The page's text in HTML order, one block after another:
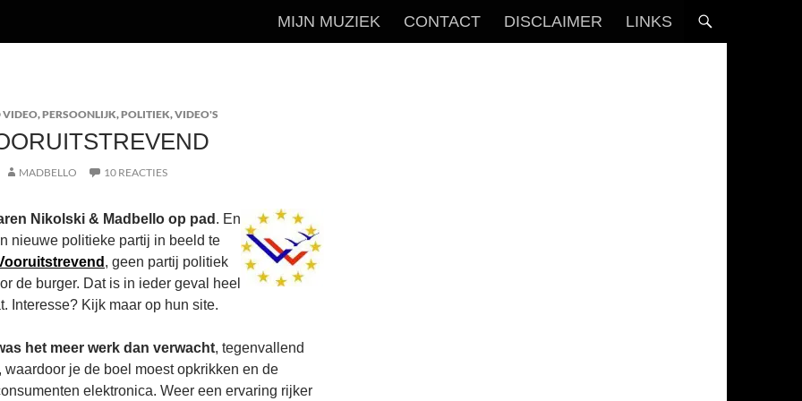
MIJN MUZIEK CONTACT DISCLAIMER LINKS
VIDEO,PERSOONLIJK,POLITIEK,VIDEO'S
MADBELLO 10 REACTIES
Nikolski & Madbello op pad . En
nieuwe politieke partij in beeld te
, geen partij politiek
de burger. Dat is in ieder geval heel
Interesse? Kijk maar op hun site.
het meer werk dan verwacht, tegenvallend
waardoor je de boel moest opkrikken en de
elektronica. Weer een ervaring rijker